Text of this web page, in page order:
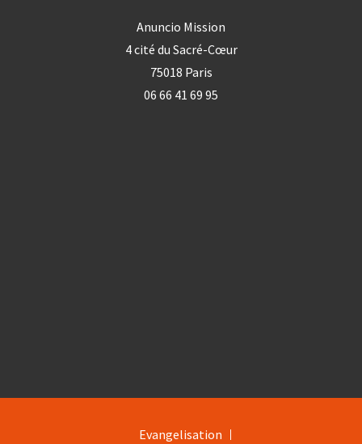
Anuncio Mission
4 cité du Sacré-Cœur
75018 Paris
06 66 41 69 95
Evangelisation